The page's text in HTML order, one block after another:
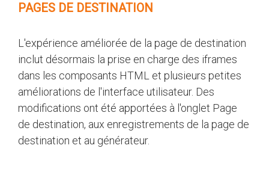
PAGES DE DESTINATION
L'expérience améliorée de la page de destination
inclut désormais la prise en charge des iframes
dans les composants HTML et plusieurs petites
améliorations de l'interface utilisateur. Des
modifications ont été apportées à l'onglet Page
de destination, aux enregistrements de la page de
destination et au générateur.